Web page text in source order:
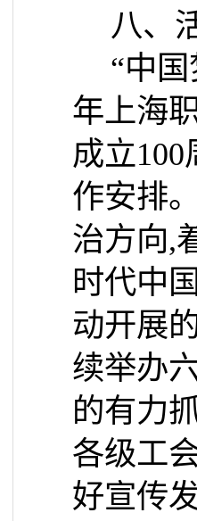
八、
“中
年上海
成立100
作安排
治方向,
时代中
动开展
续举办
的有力
各级工
好宣传